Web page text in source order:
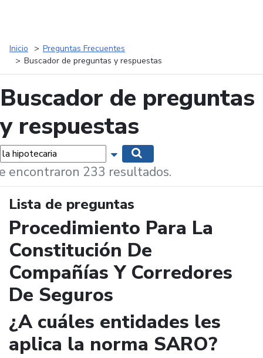
Inicio
Preguntas Frecuentes
Buscador de preguntas y respuestas
Buscador de preguntas
y respuestas
Mostrar opciones de búsqueda
encontraron 233 resultados.
Lista de preguntas
Procedimiento Para La
Constitución De
Compañías Y Corredores
De Seguros
¿A cuáles entidades les
aplica la norma SARO?